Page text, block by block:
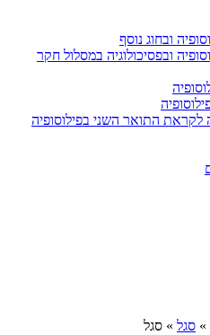
ובחוג נוסף
ובפסיכולוגיה במסלול חקר
לקראת התואר השני בפילוסופיה
» סגל » סגל